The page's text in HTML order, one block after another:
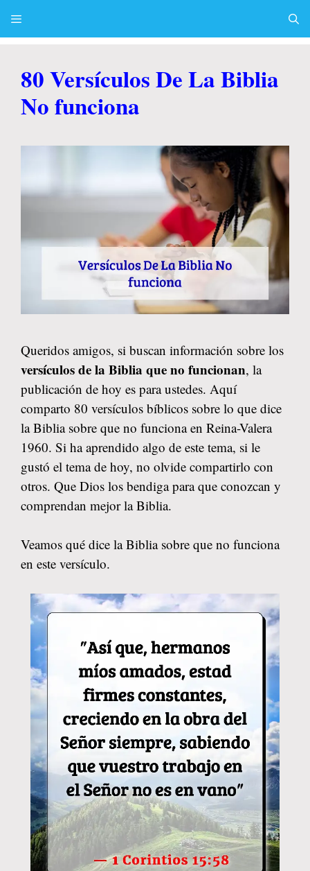
80 Versículos De La Biblia
No funciona
Queridos amigos, si buscan información sobre los
versículos de la Biblia que no funcionan, la
publicación de hoy es para ustedes. Aquí
comparto 80 versículos bíblicos sobre lo que dice
la Biblia sobre que no funciona en Reina-Valera
1960. Si ha aprendido algo de este tema, si le
gustó el tema de hoy, no olvide compartirlo con
otros. Que Dios los bendiga para que conozcan y
comprendan mejor la Biblia.
Veamos qué dice la Biblia sobre que no funciona
en este versículo.